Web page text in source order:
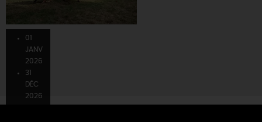
01
JANV
2026
31
DÉC
2026
01
JANV
2026
31
DÉC
2026
01
JANV
2026
31
DÉC
2026